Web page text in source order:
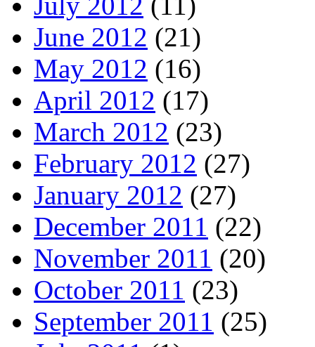
June 2012 (21)
May 2012 (16)
April 2012 (17)
March 2012 (23)
February 2012 (27)
January 2012 (27)
December 2011 (22)
November 2011 (20)
October 2011 (23)
September 2011 (25)